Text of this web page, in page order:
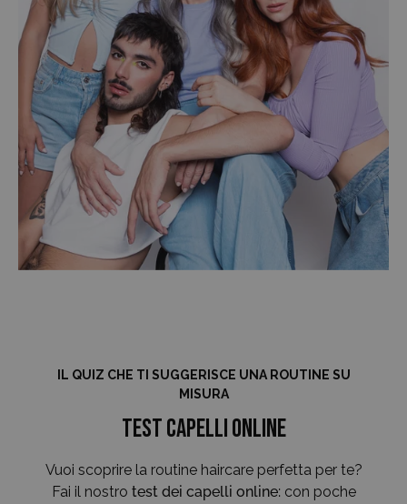
IL QUIZ CHE TI SUGGERISCE UNA ROUTINE SU
MISURA
Test Capelli online
Vuoi scoprire la routine haircare perfetta per te?
Fai il nostro test dei capelli online:con poche